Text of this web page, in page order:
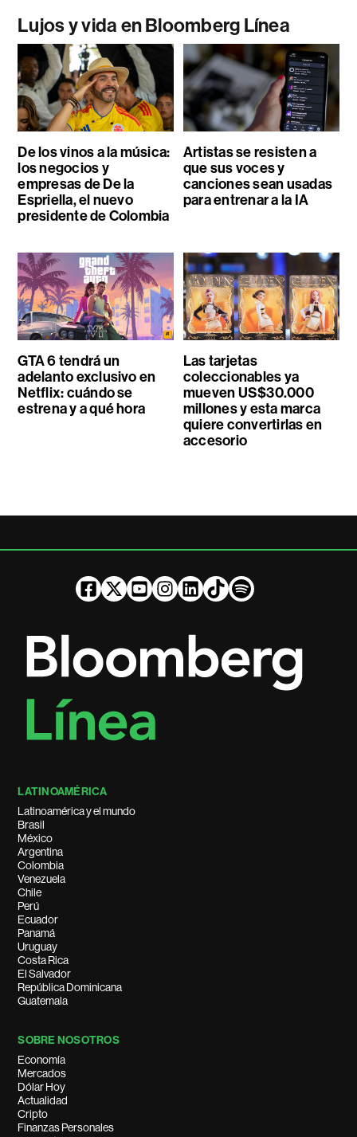
Lujos y vida en Bloomberg Línea
De los vinos a la música:
los negocios y
empresas de De la
Espriella, el nuevo
presidente de Colombia
Artistas se resisten a
que sus voces y
canciones sean usadas
para entrenar a la IA
GTA 6 tendrá un
adelanto exclusivo en
Netflix: cuándo se
estrena y a qué hora
Las tarjetas
coleccionables ya
mueven US$30.000
millones y esta marca
quiere convertirlas en
accesorio
LATINOAMÉRICA
Latinoamérica y el mundo
Brasil
México
Argentina
Colombia
Venezuela
Chile
Perú
Ecuador
Panamá
Uruguay
Costa Rica
El Salvador
República Dominicana
Guatemala
SOBRE NOSOTROS
Economía
Mercados
Dólar Hoy
Actualidad
Cripto
Finanzas Personales